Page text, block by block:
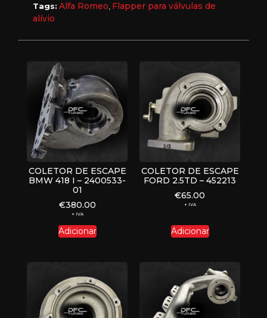
Tags: Alfa Romeo, Flapper para válvulas de
alívio
COLETOR DE ESCAPE
BMW 418 I – 2400533-
01
€380.00
+ IVA
Adicionar
COLETOR DE ESCAPE
FORD 2.5TD – 452213
€65.00
+ IVA
Adicionar